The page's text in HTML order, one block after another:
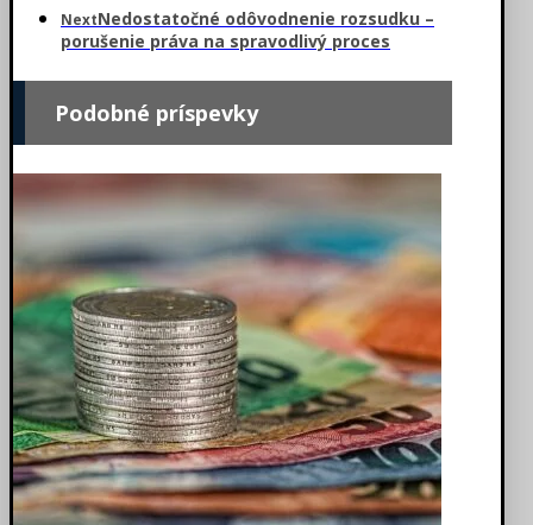
NextNedostatočné odôvodnenie rozsudku –
porušenie práva na spravodlivý proces
Podobné príspevky